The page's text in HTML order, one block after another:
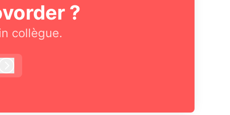
?
collègue.